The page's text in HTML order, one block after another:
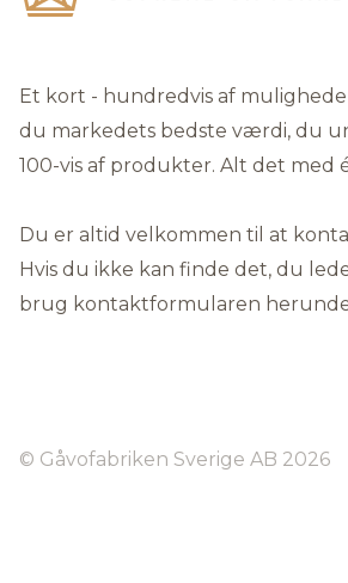
Et kort - hundredvis af
du markedets bedste værdi, du
100-vis af produkter. Alt det med
Du er altid velkommen til at
Hvis du ikke kan finde det, du
brug kontaktformularen
© Gåvofabriken Sverige AB 2026